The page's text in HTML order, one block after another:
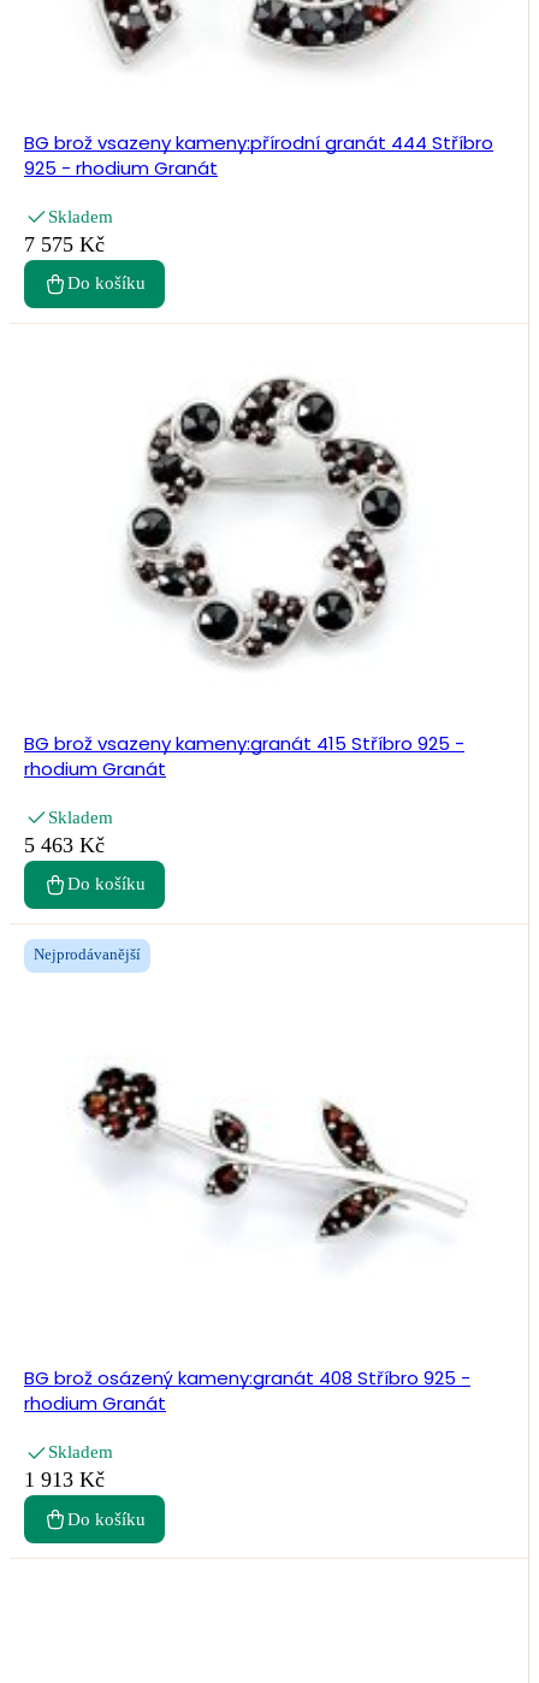
BG brož vsazeny kameny:přírodní granát 444 Stříbro
925 - rhodium Granát
Skladem
7 575 Kč
Do košíku
BG brož vsazeny kameny:granát 415 Stříbro 925 -
rhodium Granát
Skladem
5 463 Kč
Do košíku
Nejprodávanější
BG brož osázený kameny:granát 408 Stříbro 925 -
rhodium Granát
Skladem
1 913 Kč
Do košíku